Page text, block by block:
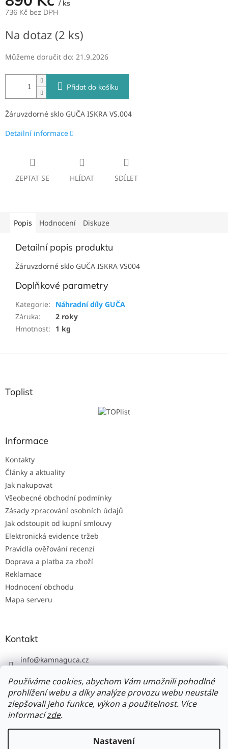
Používáme cookies, abychom Vám umožnili pohodlné
prohlížení webu a díky analýze provozu webu neustále
zlepšovali jeho funkce, výkon a použitelnost. Více
informacízde.
Nastavení
/ ks
736 Kč bez DPH
cena:
Na dotaz (2 ks)
Můžeme doručit do: 21.9.2026
Přidat do košíku
Žáruvzdorné sklo GUČA ISKRA VS.004
Detailní informace
ZEPTAT SE HLÍDAT SDÍLET
Popis Hodnocení Diskuze
Detailní popis produktu
Žáruvzdorné sklo GUČA ISKRA VS004
Doplňkové parametry
Kategorie:
Náhradní díly GUČA
Záruka:
2 roky
Hmotnost: 1 kg
Z
aToplist
Informace
Kontakty
Články a aktuality
Jak nakupovat
Všeobecné obchodní podmínky
Zásady zpracování osobních údajů
Jak odstoupit od kupní smlouvy
Elektronická evidence tržeb
Pravidla ověřování recenzí
Doprava a platba za zboží
Reklamace
Hodnocení obchodu
Mapa serveru
Kontakt
info@kamnaguca.cz